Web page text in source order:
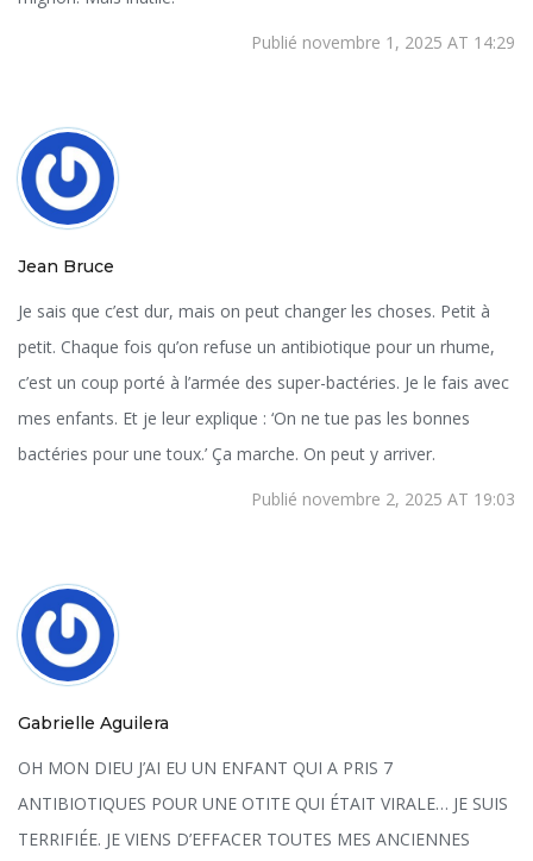
Publié novembre 1, 2025 AT 14:29
Jean Bruce
Je sais que c’est dur, mais on peut changer les choses. Petit à
petit. Chaque fois qu’on refuse un antibiotique pour un rhume,
c’est un coup porté à l’armée des super-bactéries. Je le fais avec
mes enfants. Et je leur explique : ‘On ne tue pas les bonnes
bactéries pour une toux.’ Ça marche. On peut y arriver.
Publié novembre 2, 2025 AT 19:03
Gabrielle Aguilera
OH MON DIEU J’AI EU UN ENFANT QUI A PRIS 7
ANTIBIOTIQUES POUR UNE OTITE QUI ÉTAIT VIRALE… JE SUIS
TERRIFIÉE. JE VIENS D’EFFACER TOUTES MES ANCIENNES